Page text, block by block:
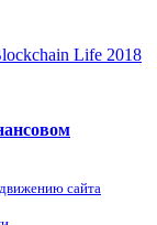
Life 2018
сайта